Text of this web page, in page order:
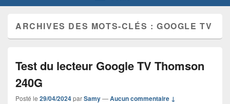
ARCHIVES DES MOTS-CLÉS :GOOGLE TV
Test du lecteur Google TV Thomson
240G
Posté le 29/04/2024parSamy—Aucun commentaire ↓